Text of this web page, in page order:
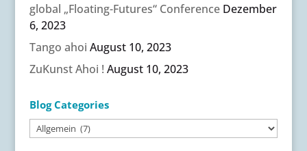
global „Floating-Futures“ Conference Dezember
6, 2023
Tango ahoi August 10, 2023
ZuKunst Ahoi ! August 10, 2023
Blog Categories
Blog
Categories